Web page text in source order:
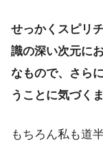
せっかくスピリ
識の深い次元に
なもので、さら
うことに気づく
もちろん私も道